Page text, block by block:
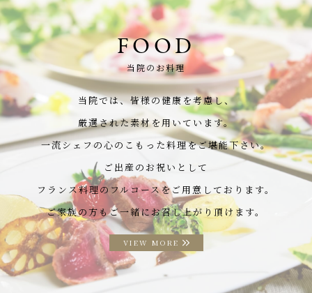
FOOD
当院のお料理
当院では、皆様の健康を考慮し、
厳選された素材を用いています。
一流シェフの心のこもった料理をご堪能下さい。
ご出産のお祝いとして
フランス料理のフルコースをご用意しております。
ご家族の方もご一緒にお召し上がり頂けます。
VIEW MORE